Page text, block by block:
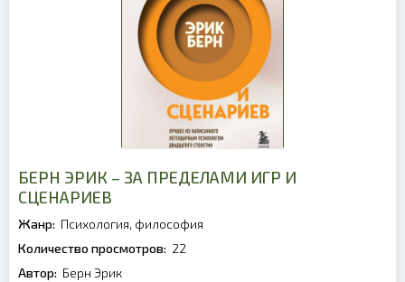
БЕРН ЭРИК – ЗА ПРЕДЕЛАМИ ИГР И
СЦЕНАРИЕВ
Жанр: Психология, философия
Количество просмотров: 22
Автор: Берн Эрик